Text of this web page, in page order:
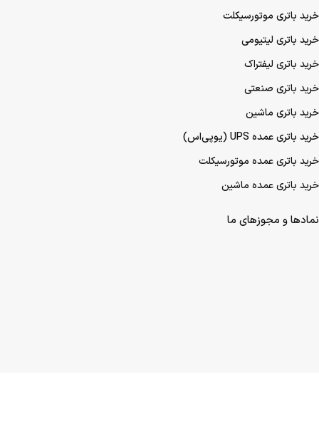
خرید باتری موتورسیکلت
خرید باتری لیتیومی
خرید باتری لیفتراک
خرید باتری صنعتی
خرید باتری ماشین
خرید باتری عمده UPS (یو‌پی‌اس)
خرید باتری عمده موتورسیکلت
خرید باتری عمده ماشین
نمادها و مجوزهای ما